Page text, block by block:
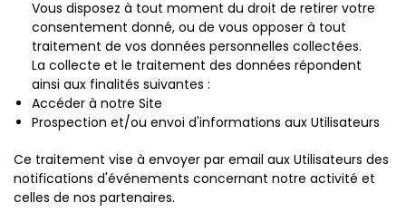
Vous disposez à tout moment du droit de retirer votre
consentement donné, ou de vous opposer à tout
traitement de vos données personnelles collectées.
La collecte et le traitement des données répondent
ainsi aux finalités suivantes :
Accéder à notre Site
Prospection et/ou envoi d'informations aux Utilisateurs
Ce traitement vise à envoyer par email aux Utilisateurs des
notifications d'événements concernant notre activité et
celles de nos partenaires.